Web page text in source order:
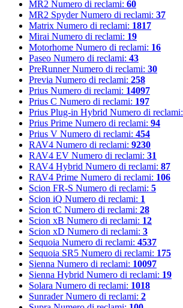
MR2 Numero di reclami: 60
MR2 Spyder Numero di reclami: 37
Matrix Numero di reclami: 1817
Mirai Numero di reclami: 19
Motorhome Numero di reclami: 16
Paseo Numero di reclami: 43
PreRunner Numero di reclami: 30
Previa Numero di reclami: 258
Prius Numero di reclami: 14097
Prius C Numero di reclami: 197
Prius Plug-in Hybrid Numero di reclami:
Prius Prime Numero di reclami: 94
Prius V Numero di reclami: 454
RAV4 Numero di reclami: 9230
RAV4 EV Numero di reclami: 31
RAV4 Hybrid Numero di reclami: 87
RAV4 Prime Numero di reclami: 106
Scion FR-S Numero di reclami: 5
Scion iQ Numero di reclami: 1
Scion tC Numero di reclami: 28
Scion xB Numero di reclami: 12
Scion xD Numero di reclami: 3
Sequoia Numero di reclami: 4537
Sequoia SR5 Numero di reclami: 175
Sienna Numero di reclami: 10097
Sienna Hybrid Numero di reclami: 19
Solara Numero di reclami: 1018
Sunrader Numero di reclami: 2